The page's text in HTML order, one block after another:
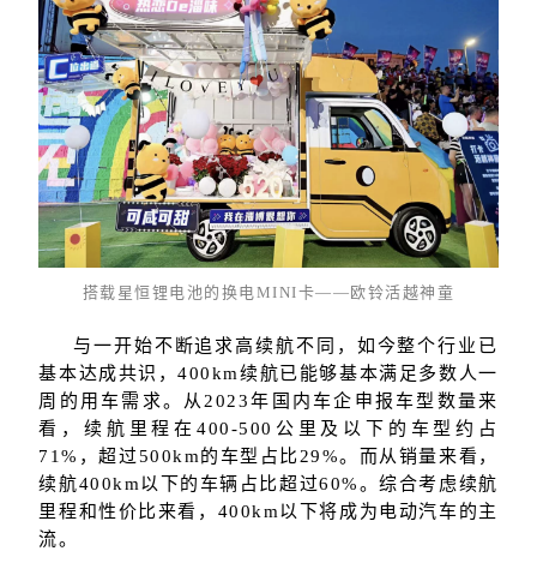
搭载星恒锂电池的换电MINI卡——欧铃活越神童
与一开始不断追求高续航不同，如今整个行业已
基本达成共识，400km续航已能够基本满足多数人一
周的用车需求。从2023年国内车企申报车型数量来
看，续航里程在400-500公里及以下的车型约占
71%，超过500km的车型占比29%。而从销量来看，
续航400km以下的车辆占比超过60%。综合考虑续航
里程和性价比来看，400km以下将成为电动汽车的主
流。